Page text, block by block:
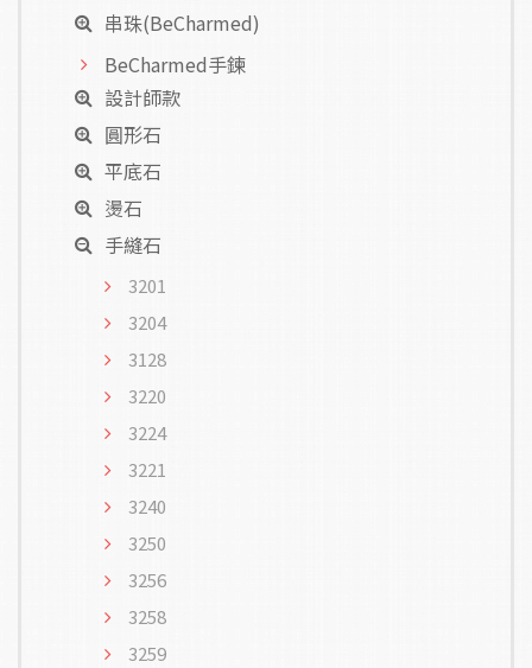
串珠(BeCharmed)
BeCharmed手鍊
設計師款
圓形石
平底石
燙石
手縫石
3201
3204
3128
3220
3224
3221
3240
3250
3256
3258
3259